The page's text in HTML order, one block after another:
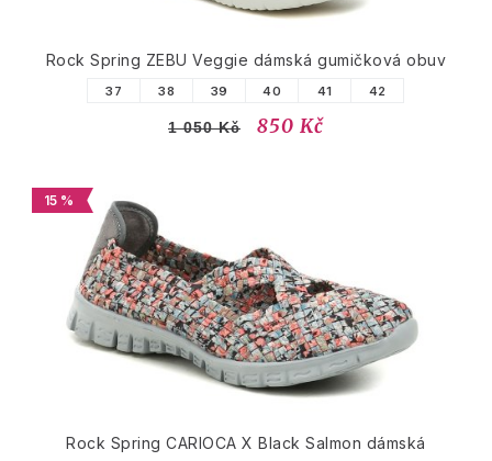
Rock Spring ZEBU Veggie dámská gumičková obuv
37 38 39 40 41 42
1 050 Kč 850 Kč
15 %
Rock Spring CARIOCA X Black Salmon dámská